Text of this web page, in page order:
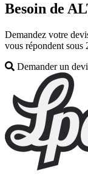
Besoin de
Demandez votre
vous répondent sous
Demander un